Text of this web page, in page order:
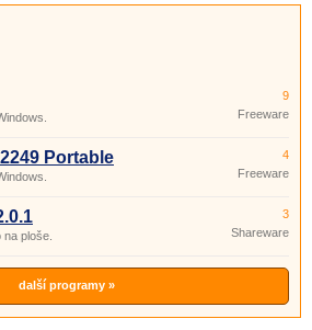
9
Freeware
Portable
4
Freeware
ploše.
3
Shareware
další programy »